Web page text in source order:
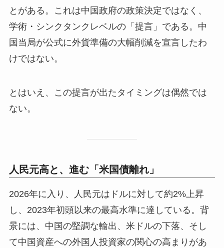
とがある。これは中国政府の政策決定ではなく、
学術・シンクタンクレベルの「提言」である。中
国当局が公式に外貨準備の大幅削減を宣言したわ
けではない。
とはいえ、この提言が出たタイミングは偶然では
ない。
人民元高と、進む「米国債離れ」
2026年に入り、人民元はドルに対して約2%上昇
し、2023年初頭以来の最高水準に達している。背
景には、中国の堅調な輸出、米ドルの下落、そし
て中国資産への外国人投資家の関心の高まりがあ